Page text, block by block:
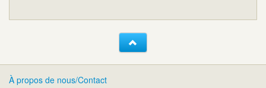
À propos de nous/Contact